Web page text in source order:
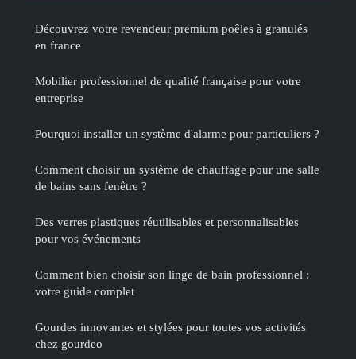
Découvrez votre revendeur premium poêles à granulés
en france
Mobilier professionnel de qualité française pour votre
entreprise
Pourquoi installer un système d'alarme pour particuliers ?
Comment choisir un système de chauffage pour une salle
de bains sans fenêtre ?
Des verres plastiques réutilisables et personnalisables
pour vos événements
Comment bien choisir son linge de bain professionnel :
votre guide complet
Gourdes innovantes et stylées pour toutes vos activités
chez gourdeo